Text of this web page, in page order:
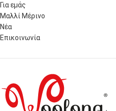
Για εμάς
Μαλλί Μέρινο
Νέα
Επικοινωνία